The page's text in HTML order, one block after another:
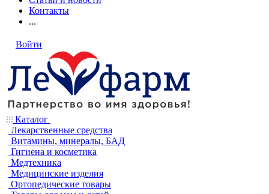
Контакты
...
Войти
Каталог
Лекарственные средства
Витамины, минералы, БАД
Гигиена и косметика
Медтехника
Медицинские изделия
Ортопедические товары